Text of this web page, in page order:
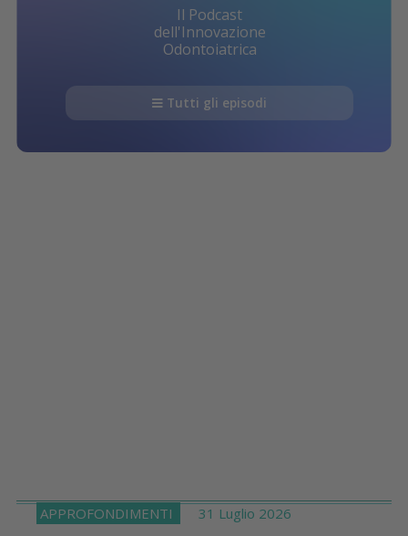
Il Podcast
dell'Innovazione
Odontoiatrica
Tutti gli episodi
APPROFONDIMENTI 31 Luglio 2026